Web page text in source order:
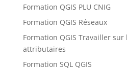
Formation QGIS PLU CNIG
Formation QGIS Réseaux
Formation QGIS Travailler sur
attributaires
Formation SQL QGIS